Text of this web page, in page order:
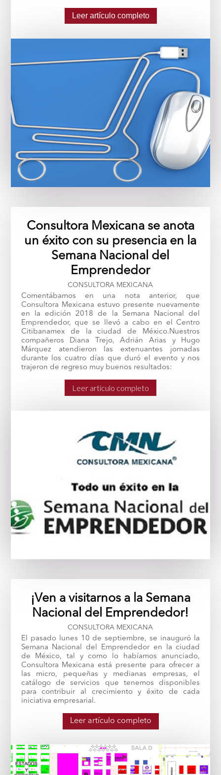
Leer artículo completo
Consultora Mexicana se anota
un éxito con su presencia en la
Semana Nacional del
Emprendedor
CONSULTORA MEXICANA
Comentábamos en una nota anterior, que
Consultora Mexicana estuvo presente nuevamente
en la edición 2018 de la Semana Nacional del
Emprendedor, que se llevó a cabo en el Centro
Citibanamex de la ciudad de México.Nuestros
compañeros Diana Trejo, Adrián Arias y Hugo
Márquez atendieron las extenuantes jornadas
durante los cuatro días que duró el evento y nos
trajeron de regreso muy buenos resultados:
Leer artículo completo
¡Ven a visitarnos a la Semana
Nacional del Emprendedor!
CONSULTORA MEXICANA
El pasado lunes 10 de septiembre, se inauguró la
Semana Nacional del Emprendedor en la ciudad
de México, tal y como lo habíamos anunciado,
Consultora Mexicana está presente para ofrecer a
las micro, pequeñas y medianas empresas, el
catálogo de servicios que tenemos disponibles
para contribuir al crecimiento y éxito de cada
iniciativa empresarial.
Leer artículo completo